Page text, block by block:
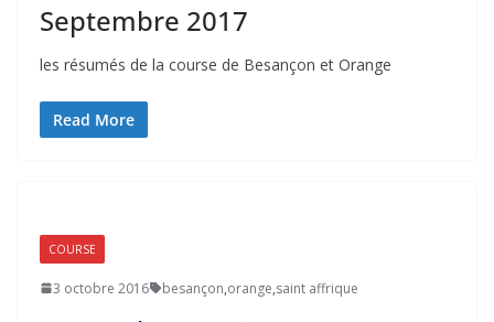
Septembre 2017
les résumés de la course de Besançon et Orange
Read More
COURSE
3 octobre 2016 besançon,orange,saint affrique